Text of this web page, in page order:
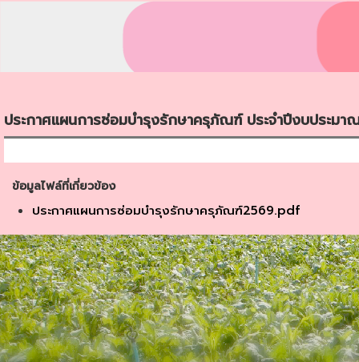
ประกาศแผนการซ่อมบำรุงรักษาครุภัณฑ์ ประจำปีงบประมา
ข้อมูลไฟล์ที่เกี่ยวข้อง
ประกาศแผนการซ่อมบำรุงรักษาครุภัณฑ์2569.pdf